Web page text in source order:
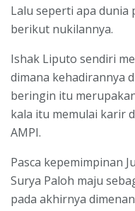
Lalu seperti apa dunia
berikut nukilannya.
Ishak Liputo sendiri
dimana kehadirannya
beringin itu
kala itu memulai karir
AMPI.
Pasca kepemimpinan
Surya Paloh maju
pada akhirnya